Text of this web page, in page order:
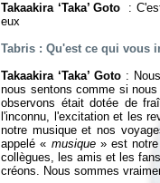
Takaakira ‘Taka’ Goto
:
eux
Tabris : Qu'est ce qui vous
Takaakira ‘Taka’ Goto: Nous
nous sentons comme si
observons était dotée de
l'inconnu, l'excitation et les
notre musique et nos
appelé « musique » est
collègues, les amis et les
créons. Nous sommes